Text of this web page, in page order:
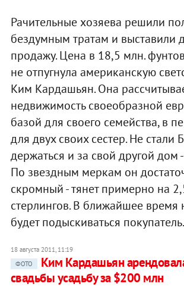
Рачительные хозяева решили
бездумным тратам и выставили
продажу. Цена в 18,5 млн.
не отпугнула американскую
Ким Кардашьян. Она
недвижимость своеобразной
базой для своего семейства, в
для двух своих сестер. Не стали
держаться и за свой другой дом
По звездным меркам он
скромный - тянет примерно на
стерлингов. В ближайшее время
будет подыскиваться покупатель.
18 августа 2011, 11:19
ФОТО
Ким Кардашьян
свадьбы усадьбу за $200 млн